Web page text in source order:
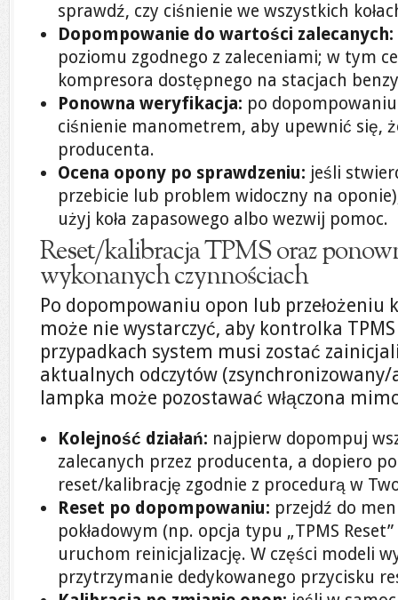
sprawdź, czy ciśnienie we wszystkich
Dopompowanie do wartości zalecanych:
poziomu zgodnego z zaleceniami; w tym
kompresora dostępnego na stacjach
Ponowna weryfikacja: po
ciśnienie manometrem, aby upewnić się,
producenta.
Ocena opony po sprawdzeniu: jeśli
przebicie lub problem widoczny na
użyj koła zapasowego albo wezwij pomoc.
Reset/kalibracja TPMS oraz
wykonanych czynnościach
Po dopompowaniu opon lub przełożeniu
może nie wystarczyć, aby kontrolka
przypadkach system musi zostać
aktualnych odczytów
lampka może pozostawać włączona
Kolejność działań: najpierw dopompuj
zalecanych przez producenta, a dopiero
reset/kalibrację zgodnie z procedurą w
Reset po dopompowaniu: przejdź do
pokładowym (np. opcja typu „TPMS
uruchom reinicjalizację. W części modeli
przytrzymanie dedykowanego przycisku